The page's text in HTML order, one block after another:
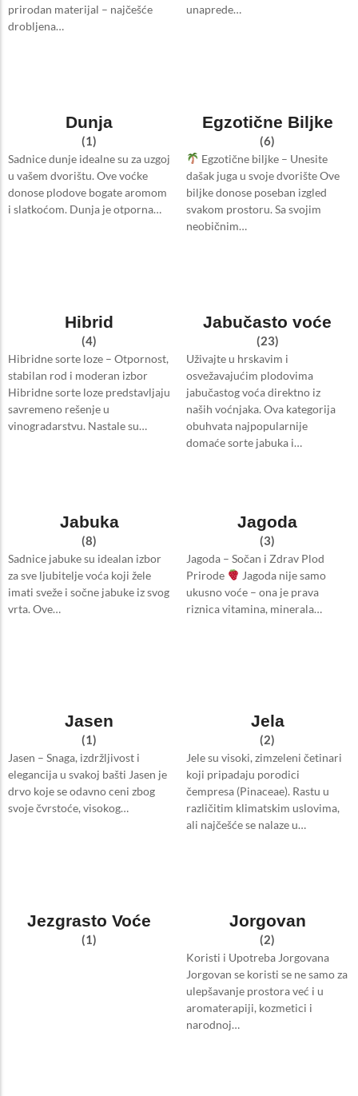
prirodan materijal – najčešće
drobljena…
unaprede…
Dunja
(1)
Sadnice dunje idealne su za uzgoj
u vašem dvorištu. Ove voćke
donose plodove bogate aromom
i slatkoćom. Dunja je otporna…
Egzotične Biljke
(6)
Egzotične biljke – Unesite
dašak juga u svoje dvorište Ove
biljke donose poseban izgled
svakom prostoru. Sa svojim
neobičnim…
Hibrid
(4)
Hibridne sorte loze – Otpornost,
stabilan rod i moderan izbor
Hibridne sorte loze predstavljaju
savremeno rešenje u
vinogradarstvu. Nastale su…
Jabučasto voće
(23)
Uživajte u hrskavim i
osvežavajućim plodovima
jabučastog voća direktno iz
naših voćnjaka. Ova kategorija
obuhvata najpopularnije
domaće sorte jabuka i…
Jabuka
(8)
Sadnice jabuke su idealan izbor
za sve ljubitelje voća koji žele
imati sveže i sočne jabuke iz svog
vrta. Ove…
Jagoda
(3)
Jagoda – Sočan i Zdrav Plod
Prirode
Jagoda nije samo
ukusno voće – ona je prava
riznica vitamina, minerala…
Jasen
(1)
Jasen – Snaga, izdržljivost i
elegancija u svakoj bašti Jasen je
drvo koje se odavno ceni zbog
svoje čvrstoće, visokog…
Jela
(2)
Jele su visoki, zimzeleni četinari
koji pripadaju porodici
čempresa (Pinaceae). Rastu u
različitim klimatskim uslovima,
ali najčešće se nalaze u…
Jezgrasto Voće
(1)
Jorgovan
(2)
Koristi i Upotreba Jorgovana
Jorgovan se koristi se ne samo za
ulepšavanje prostora već i u
aromaterapiji, kozmetici i
narodnoj…